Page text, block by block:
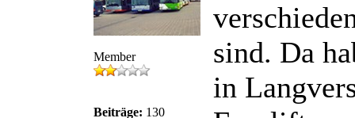
Member
Beiträge: 130
sind. Da
in